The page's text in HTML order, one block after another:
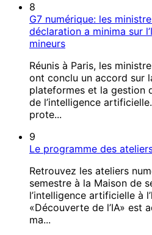
8
G7 numérique: les
déclaration a minima sur
mineurs
Réunis à Paris, les
ont conclu un accord sur
plateformes et la gestion
de l’intelligence
prote...
9
Le programme des
Retrouvez les ateliers
semestre à la Maison de
l’intelligence artificielle à
«Découverte de l’IA» est
ma...